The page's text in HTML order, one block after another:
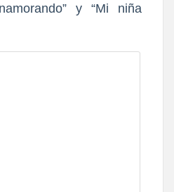
y “Mi niña